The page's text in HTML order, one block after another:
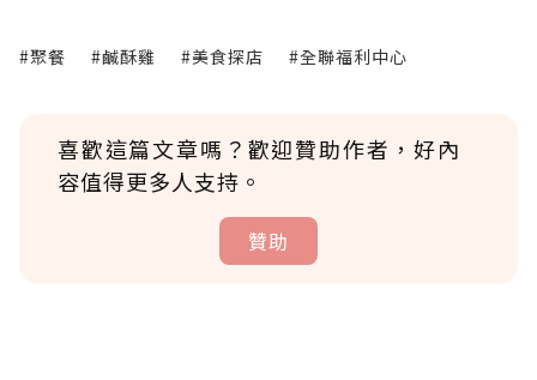
#聚餐 #鹹酥雞 #美食探店 #全聯福利中心
喜歡這篇文章嗎？歡迎贊助作者，好內
容值得更多人支持。
贊助